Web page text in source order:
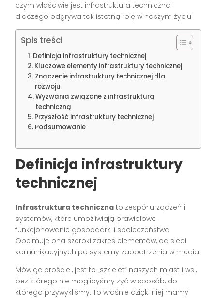
czym właściwie jest infrastruktura techniczna i
dlaczego odgrywa tak istotną rolę w naszym życiu.
Spis treści
Definicja infrastruktury technicznej
Kluczowe elementy infrastruktury technicznej
Znaczenie infrastruktury technicznej dla
rozwoju
Wyzwania związane z infrastrukturą
techniczną
Przyszłość infrastruktury technicznej
Podsumowanie
Definicja infrastruktury
technicznej
Infrastruktura techniczna to zespół urządzeń i
systemów, które umożliwiają prawidłowe
funkcjonowanie gospodarki i społeczeństwa.
Obejmuje ona szeroki zakres elementów, od sieci
komunikacyjnych po systemy zaopatrzenia w media.
Mówiąc prościej, jest to „szkielet” naszych miast i wsi,
bez którego nie moglibyśmy żyć w sposób, do
którego przywykliśmy. To właśnie dzięki niej mamy